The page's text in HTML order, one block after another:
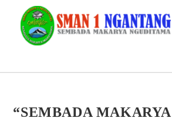
“SEMBADA MAKARYA